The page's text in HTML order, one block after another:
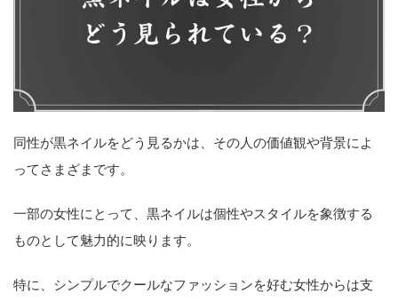
同性が黒ネイルをどう見るかは、その人の価値観や背景によ
ってさまざまです。
一部の女性にとって、黒ネイルは個性やスタイルを象徴する
ものとして魅力的に映ります。
特に、シンプルでクールなファッションを好む女性からは支